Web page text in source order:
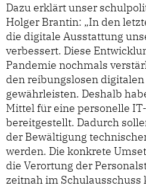
Dazu erklärt unser
Holger Brantin: „In den
die digitale Ausstattung
verbessert. Diese
Pandemie nochmals
den reibungslosen
gewährleisten. Deshalb
Mittel für eine personelle
bereitgestellt. Dadurch
der Bewältigung
werden. Die konkrete
die Verortung der
zeitnah im Schulausschuss